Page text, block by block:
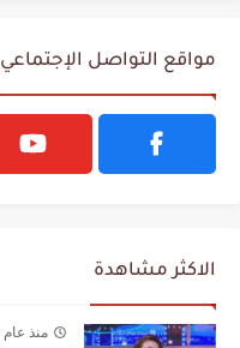
مواقع التواصل الإجتماعي
الاكثر مشاهدة
منذ عام